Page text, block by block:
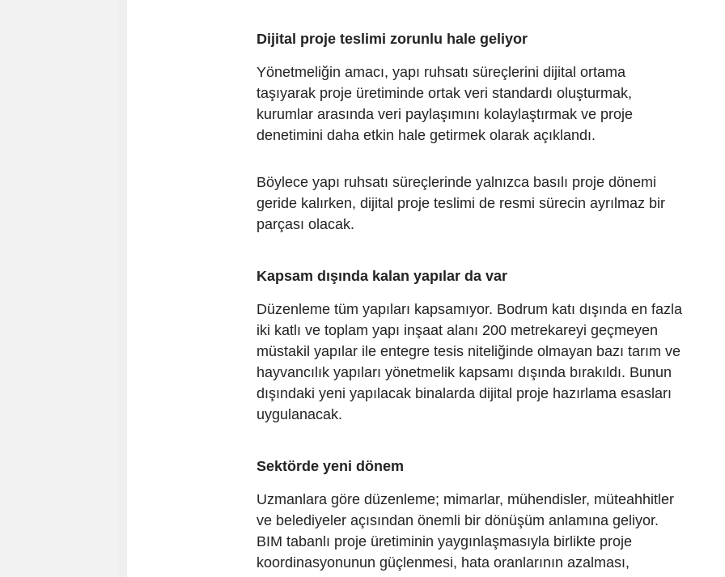
Dijital proje teslimi zorunlu hale geliyor
Yönetmeliğin amacı, yapı ruhsatı süreçlerini dijital ortama
taşıyarak proje üretiminde ortak veri standardı oluşturmak,
kurumlar arasında veri paylaşımını kolaylaştırmak ve proje
denetimini daha etkin hale getirmek olarak açıklandı.
Böylece yapı ruhsatı süreçlerinde yalnızca basılı proje dönemi
geride kalırken, dijital proje teslimi de resmi sürecin ayrılmaz bir
parçası olacak.
Kapsam dışında kalan yapılar da var
Düzenleme tüm yapıları kapsamıyor. Bodrum katı dışında en fazla
iki katlı ve toplam yapı inşaat alanı 200 metrekareyi geçmeyen
müstakil yapılar ile entegre tesis niteliğinde olmayan bazı tarım ve
hayvancılık yapıları yönetmelik kapsamı dışında bırakıldı. Bunun
dışındaki yeni yapılacak binalarda dijital proje hazırlama esasları
uygulanacak.
Sektörde yeni dönem
Uzmanlara göre düzenleme; mimarlar, mühendisler, müteahhitler
ve belediyeler açısından önemli bir dönüşüm anlamına geliyor.
BIM tabanlı proje üretiminin yaygınlaşmasıyla birlikte proje
koordinasyonunun güçlenmesi, hata oranlarının azalması,